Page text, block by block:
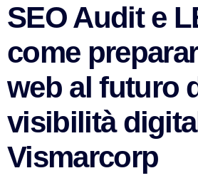
SEO Audit e
come
web al futuro
visibilità
Vismarcorp